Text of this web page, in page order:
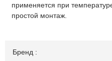
применяется при
простой монтаж.
Бренд :